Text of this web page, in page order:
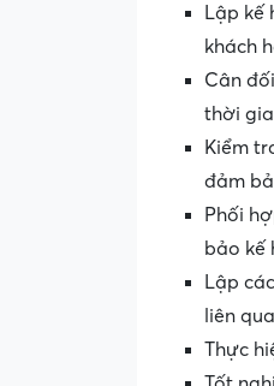
Lập kế
khách
Cân
thời
Kiểm
đảm
Phối
bảo kế
Lập
liên
Thực